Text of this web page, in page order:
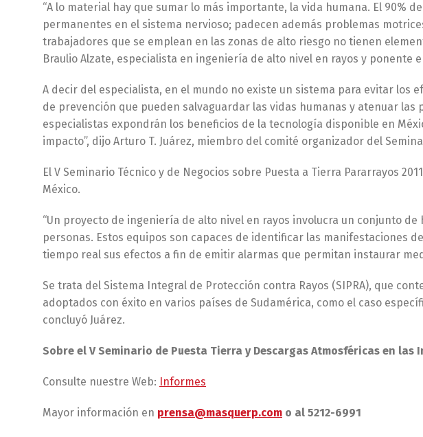
“A lo material hay que sumar lo más importante, la vida humana. El 90%
permanentes en el sistema nervioso; padecen además problemas
trabajadores que se emplean en las zonas de alto riesgo no tienen
Braulio Alzate, especialista en ingeniería de alto nivel en rayos y ponente
A decir del especialista, en el mundo no existe un sistema para evitar los
de prevención que pueden salvaguardar las vidas humanas y atenuar
especialistas expondrán los beneficios de la tecnología disponible en
impacto”, dijo Arturo T. Juárez, miembro del comité organizador del
El V Seminario Técnico y de Negocios sobre Puesta a Tierra Pararrayos
México.
“Un proyecto de ingeniería de alto nivel en rayos involucra un conjunto
personas. Estos equipos son capaces de identificar las manifestaciones
tiempo real sus efectos a fin de emitir alarmas que permitan instaurar
Se trata del Sistema Integral de Protección contra Rayos (SIPRA), que
adoptados con éxito en varios países de Sudamérica, como el caso
concluyó Juárez.
Sobre el V Seminario de Puesta Tierra y Descargas Atmosféricas en las
Consulte nuestre Web: Informes
Mayor información en prensa@masquerp.com o al 5212-6991